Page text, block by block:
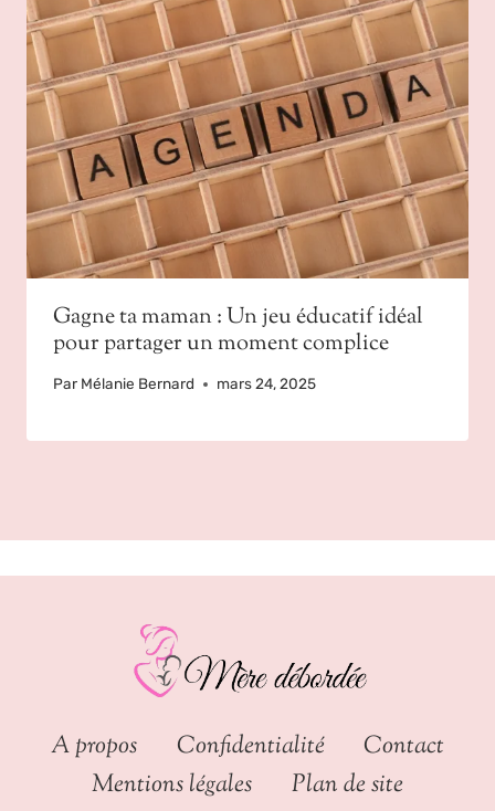
Gagne ta maman : Un jeu éducatif idéal
pour partager un moment complice
Par Mélanie Bernard mars 24, 2025
A propos Confidentialité
Contact
Mentions légales
Plan de site